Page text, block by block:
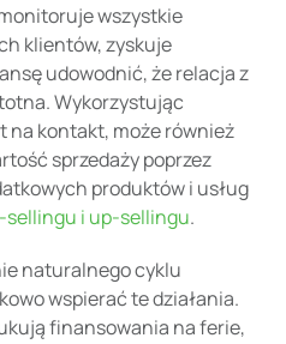
wszystkie
klientów, zyskuje
udowodnić, że relacja z
Wykorzystując
na kontakt, może również
sprzedaży poprzez
produktów i usług
sellingu i up-sellingu.
naturalnego cyklu
wspierać te działania.
finansowania na ferie,